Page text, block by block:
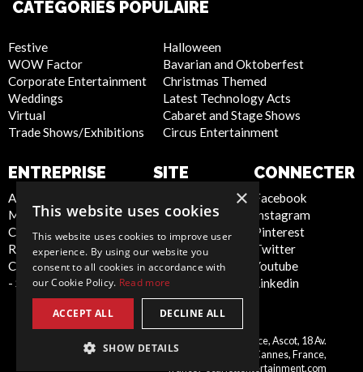
CATÉGORIES POPULAIRE
Festive
WOW Factor
Corporate Entertainment
Weddings
Virtual
Trade Shows/Exhibitions
Halloween
Bavarian and Oktoberfest
Christmas Themed
Latest Technology Acts
Cabaret and Stage Shows
Circus Entertainment
ENTREPRISE
About Us
Meet the Team
Contact Us
Report Abuse
Compliance Statement
- Seafarers
SITE
Privacy Policy
Cookie Policy
Artist Sign Up
Terms and
Conditions
Sitemap
CONNECTER
Facebook
Instagram
Pinterest
Twitter
Youtube
Linkedin
Scarlett Entertainment France, Ascot, 18 Av.
Montrose, 06400 Cannes, France,
france@scarlettentertainment.com
×
This website uses cookies
This website uses cookies to improve user
experience. By using our website you
consent to all cookies in accordance with
our Cookie Policy. Read more
ACCEPT ALL DECLINE ALL
SHOW DETAILS